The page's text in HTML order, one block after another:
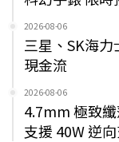
2026-08-06
三星、SK海
現金流
2026-08-06
4.7mm 極致
支援 40W 逆